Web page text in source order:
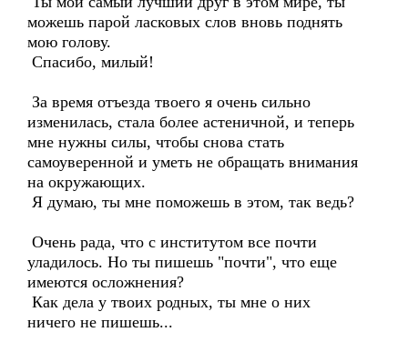
можешь парой ласковых слов вновь поднять
мою голову.
Спасибо, милый!
За время отъезда твоего я очень сильно
изменилась, стала более астеничной, и теперь
мне нужны силы, чтобы снова стать
самоуверенной и уметь не обращать внимания
на окружающих.
Я думаю, ты мне поможешь в этом, так ведь?
Очень рада, что с институтом все почти
уладилось. Но ты пишешь "почти", что еще
имеются осложнения?
Как дела у твоих родных, ты мне о них
ничего не пишешь...